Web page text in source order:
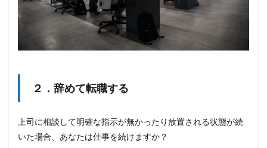
２．辞めて転職する
上司に相談して明確な指示が無かったり放置される状態が続
いた場合、あなたは仕事を続けますか？